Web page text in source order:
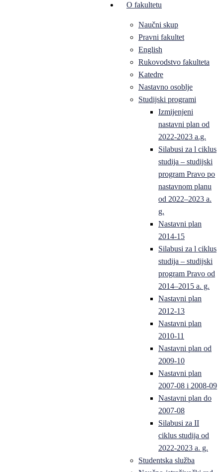
O fakultetu
Naučni skup
Pravni fakultet
English
Rukovodstvo fakulteta
Katedre
Nastavno osoblje
Studijski programi
Izmijenjeni
nastavni plan od
2022-2023 a.g.
Silabusi za l ciklus
studija – studijski
program Pravo po
nastavnom planu
od 2022–2023 a.
g.
Nastavni plan
2014-15
Silabusi za l ciklus
studija – studijski
program Pravo od
2014–2015 a. g.
Nastavni plan
2012-13
Nastavni plan
2010-11
Nastavni plan od
2009-10
Nastavni plan
2007-08 i 2008-09
Nastavni plan do
2007-08
Silabusi za II
ciklus studija od
2022-2023 a. g.
Studentska služba